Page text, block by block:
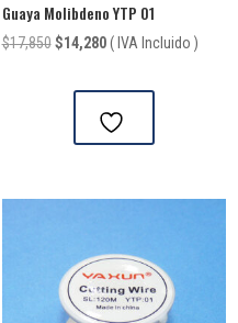
Guaya Molibdeno YTP 01
$17,850 El
original
$14,280El
es:
( IVA Incluido )